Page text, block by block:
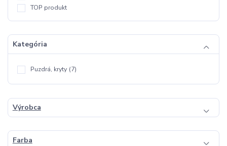
TOP produkt
Kategória
Puzdrá, kryty (7)
Výrobca
Farba